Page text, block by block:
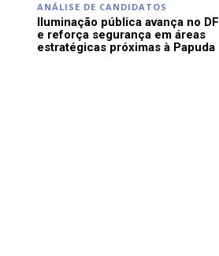
ANÁLISE DE CANDIDATOS
Iluminação pública avança no DF
e reforça segurança em áreas
estratégicas próximas à Papuda